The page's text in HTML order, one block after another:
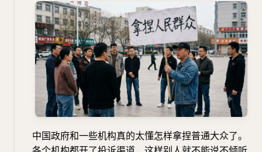
中国政府和一些机构真的太懂怎样拿捏普通大众了。